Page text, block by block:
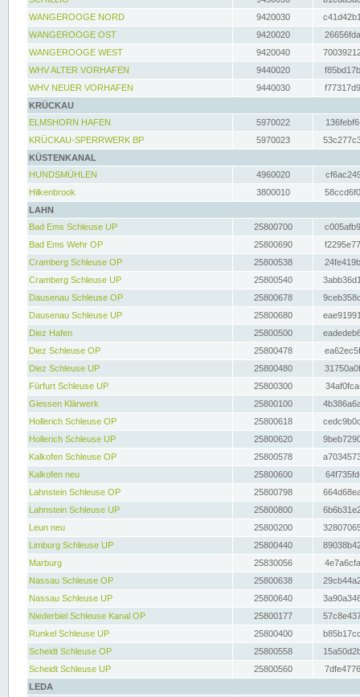
WANGEROOGE NORD
9420030
WANGEROOGE OST
9420020
WANGEROOGE WEST
9420040
WHV ALTER VORHAFEN
9440020
WHV NEUER VORHAFEN
9440030
KRÜCKAU
ELMSHORN HAFEN
5970022
KRÜCKAU-SPERRWERK BP
5970023
KÜSTENKANAL
HUNDSMÜHLEN
4960020
Hilkenbrook
3800010
LAHN
Bad Ems Schleuse UP
25800700
Bad Ems Wehr OP
25800690
Cramberg Schleuse OP
25800538
Cramberg Schleuse UP
25800540
Dausenau Schleuse OP
25800678
Dausenau Schleuse UP
25800680
Diez Hafen
25800500
Diez Schleuse OP
25800478
Diez Schleuse UP
25800480
Fürfurt Schleuse UP
25800300
Giessen Klärwerk
25800100
Hollerich Schleuse OP
25800618
Hollerich Schleuse UP
25800620
Kalkofen Schleuse OP
25800578
Kalkofen neu
25800600
Lahnstein Schleuse OP
25800798
Lahnstein Schleuse UP
25800800
Leun neu
25800200
Limburg Schleuse UP
25800440
Marburg
25830056
Nassau Schleuse OP
25800638
Nassau Schleuse UP
25800640
Niederbiel Schleuse Kanal OP
25800177
Runkel Schleuse UP
25800400
Scheidt Schleuse OP
25800558
Scheidt Schleuse UP
25800560
LEDA